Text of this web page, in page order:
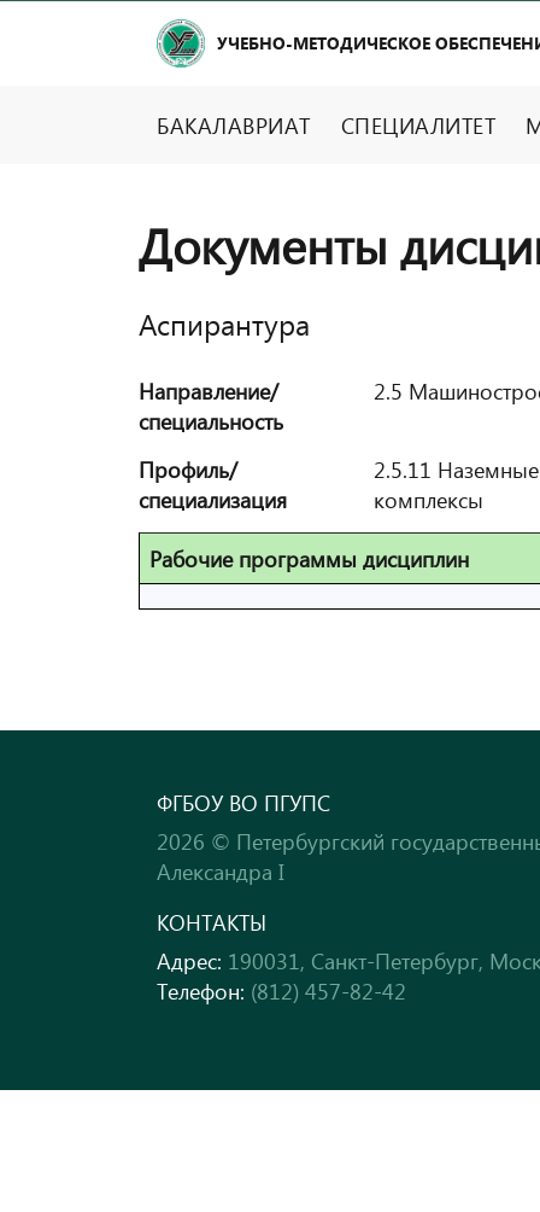
УЧЕБНО-МЕТОДИЧЕСКОЕ
БАКАЛАВРИАТ СПЕЦИАЛИТЕТ
Документы
Аспирантура
Направление/
специальность
2.5
Профиль/
специализация
2.5.11 Наземные
комплексы
Рабочие программы дисциплин
ФГБОУ ВО ПГУПС
2026 © Петербургский
Александра I
КОНТАКТЫ
Адрес: 190031, Санкт-Петербург,
Телефон: (812) 457-82-42